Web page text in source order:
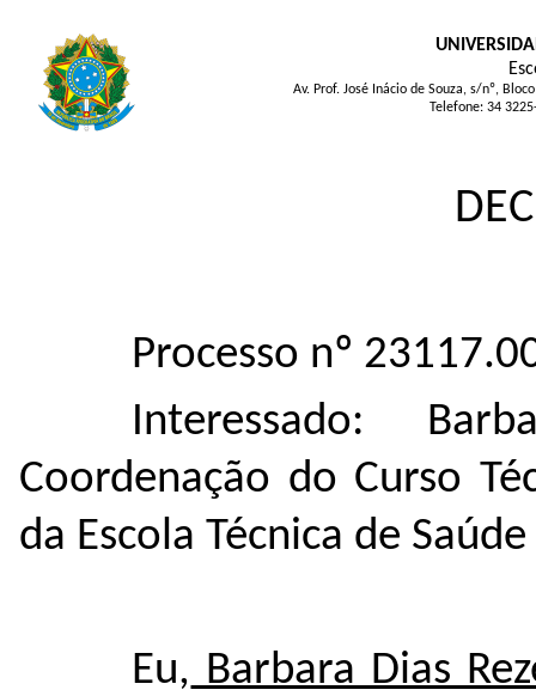
Av. Prof. José Inácio de Souza, s/nº,
Telefone: 34
Processo nº
Interessado:
Coordenação do Curso
da Escola Técnica de Saúde
Eu, Barbara Dias